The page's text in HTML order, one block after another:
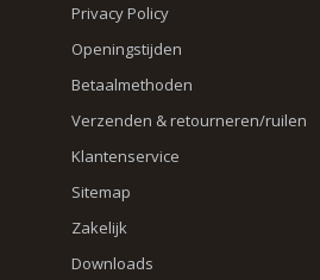
Privacy Policy
Openingstijden
Betaalmethoden
Verzenden & retourneren/ruilen
Klantenservice
Sitemap
Zakelijk
Downloads